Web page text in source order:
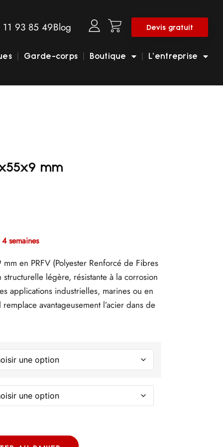
93 85 49Blog Devis gratuit
Garde-corps Boutique L’entreprise
mm
semaines
en PRFV (Polyester Renforcé de Fibres
légère, résistante à la corrosion
applications industrielles, marines ou en
avantageusement l’acier dans de